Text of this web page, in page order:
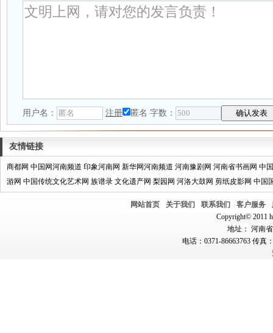
用户名： 注册 匿名 字数：
友情链接
商都网 中国网河南频道 印象河南网 新华网河南频道 河南豫剧网 河南省书画网 中
游网 中国传统文化艺术网 族谱录 文化遗产网 梨园网 河洛大鼓网 剪纸皮影网 中国
网站首页 关于我们 联系我们 客户服务
Copyright© 2011
地址： 河南
电话：0371-86663763 传真